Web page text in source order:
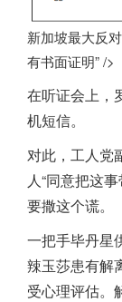
新加坡最大反
有书面证明” />
在听证会上，
机短信。
对此，工人党
人“同意把这
要撒这个谎。
一把手毕丹星
辣玉莎患有解
受心理评估。